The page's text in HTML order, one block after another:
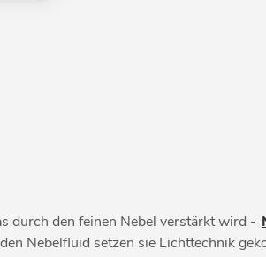
durch den feinen Nebel verstärkt wird -
Nebelfluid setzen sie Lichttechnik